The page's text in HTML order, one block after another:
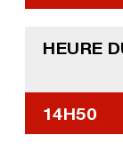
HEURE
14H50